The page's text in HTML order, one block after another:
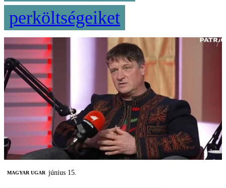
perköltségeiket
MAGYAR UGAR június 15.